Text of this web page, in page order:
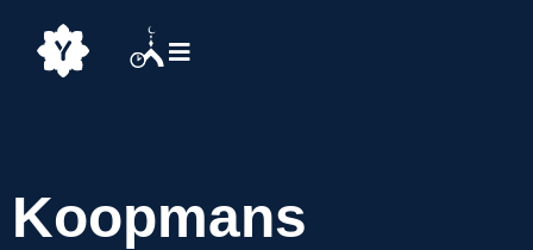
Koopmans